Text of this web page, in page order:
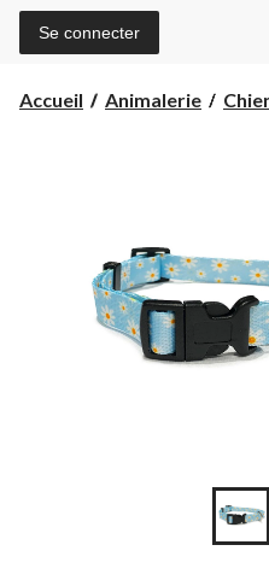
Se connecter
Accueil Animalerie